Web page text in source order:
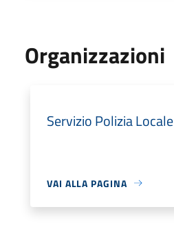
Organizzazioni
Servizio Polizia Locale
VAI ALLA PAGINA